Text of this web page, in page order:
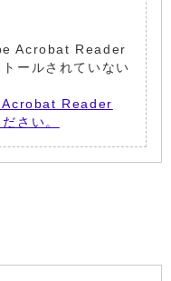
Acrobat Reader
ールされていない
Acrobat Reader
さい。